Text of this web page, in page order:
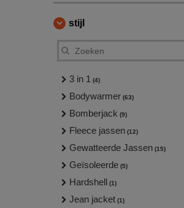
stijl
3 in 1 (4)
Bodywarmer (63)
Bomberjack (9)
Fleece jassen (12)
Gewatteerde Jassen (15)
Geïsoleerde (5)
Hardshell (1)
Jean jacket (1)